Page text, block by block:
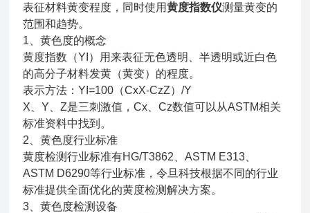
表征材料黄变程度，同时使用黄度指数仪测量黄变的
范围和趋势。
1、黄色度的概念
黄度指数（YI）用来表征无色透明、半透明或近白色
的高分子材料发黄（黄变）的程度。
表示方法：YI=100（CxX-CzZ）/Y
X、Y、Z是三刺激值，Cx、Cz数值可以从ASTM相关
标准资料中找到。
2、黄色度行业标准
黄度检测行业标准有HG/T3862、ASTM E313、
ASTM D6290等行业标准，令旦科技根据不同的行业
标准提供全面优化的黄度检测解决方案。
3、黄色度检测设备